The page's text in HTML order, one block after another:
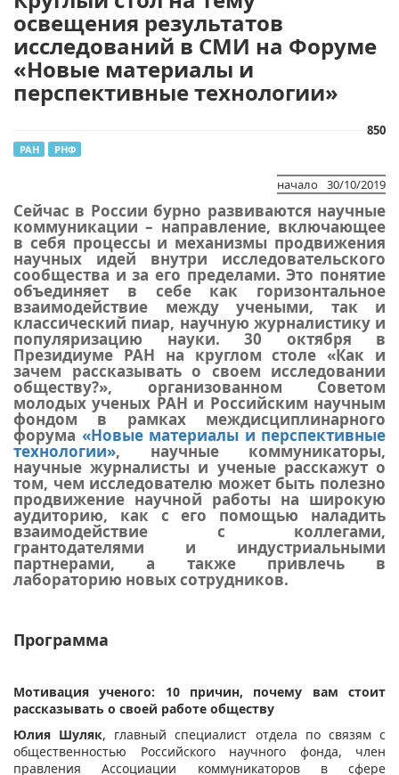
освещения результатов
исследований в СМИ на Форуме
«Новые материалы и
перспективные технологии»
850
РАН РНФ
начало 30/10/2019
Сейчас в России бурно развиваются научные
коммуникации – направление, включающее
в себя процессы и механизмы продвижения
научных идей внутри исследовательского
сообщества и за его пределами. Это понятие
объединяет в себе как горизонтальное
взаимодействие между учеными, так и
классический пиар, научную журналистику и
популяризацию науки. 30 октября в
Президиуме РАН на круглом столе «Как и
зачем рассказывать о своем исследовании
обществу?», организованном Советом
молодых ученых РАН и Российским научным
фондом в рамках междисциплинарного
форума «Новые материалы и перспективные
технологии», научные коммуникаторы,
научные журналисты и ученые расскажут о
том, чем исследователю может быть полезно
продвижение научной работы на широкую
аудиторию, как с его помощью наладить
взаимодействие с коллегами,
грантодателями и индустриальными
партнерами, а также привлечь в
лабораторию новых сотрудников.
Программа
Мотивация ученого: 10 причин, почему вам стоит
рассказывать о своей работе обществу
Юлия Шуляк, главный специалист отдела по связям с
общественностью Российского научного фонда, член
правления Ассоциации коммуникаторов в сфере